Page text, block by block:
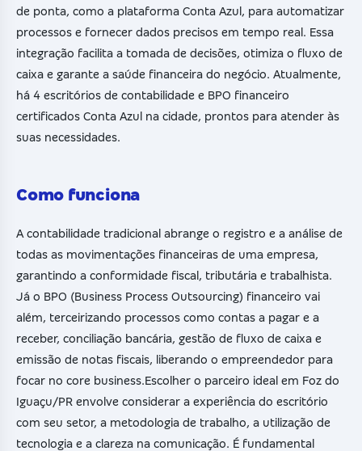
de ponta, como a plataforma Conta Azul, para automatizar
processos e fornecer dados precisos em tempo real. Essa
integração facilita a tomada de decisões, otimiza o fluxo de
caixa e garante a saúde financeira do negócio. Atualmente,
há 4 escritórios de contabilidade e BPO financeiro
certificados Conta Azul na cidade, prontos para atender às
suas necessidades.
Como funciona
A contabilidade tradicional abrange o registro e a análise de
todas as movimentações financeiras de uma empresa,
garantindo a conformidade fiscal, tributária e trabalhista.
Já o BPO (Business Process Outsourcing) financeiro vai
além, terceirizando processos como contas a pagar e a
receber, conciliação bancária, gestão de fluxo de caixa e
emissão de notas fiscais, liberando o empreendedor para
focar no core business.Escolher o parceiro ideal em Foz do
Iguaçu/PR envolve considerar a experiência do escritório
com seu setor, a metodologia de trabalho, a utilização de
tecnologia e a clareza na comunicação. É fundamental